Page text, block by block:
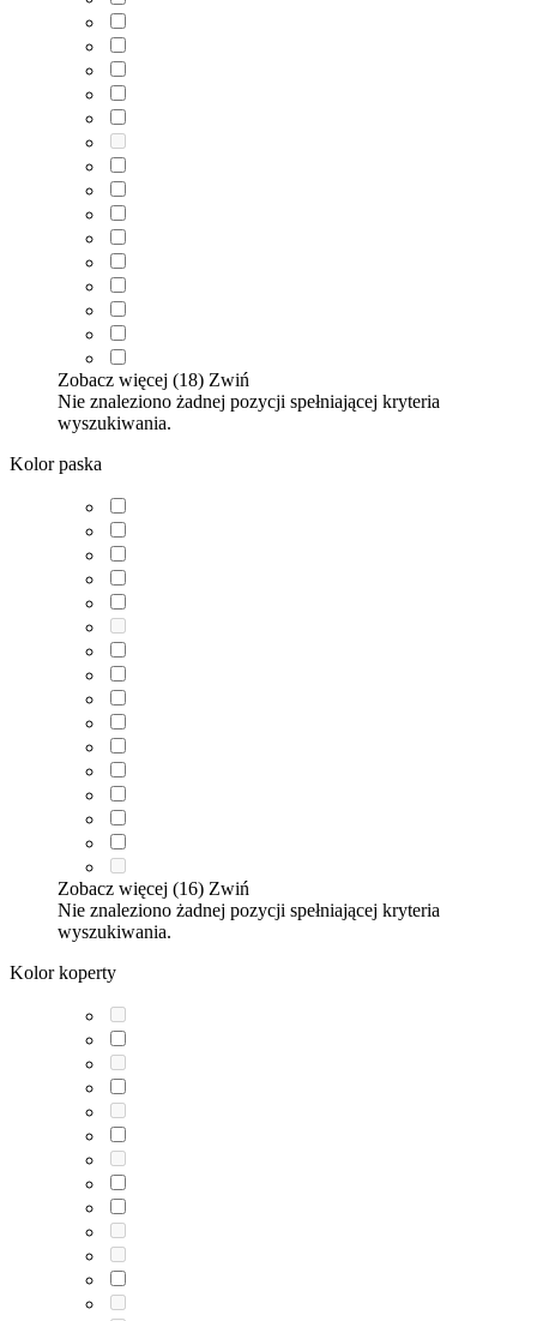
Zobacz więcej (18) Zwiń
Nie znaleziono żadnej pozycji spełniającej kryteria
wyszukiwania.
Kolor paska
Zobacz więcej (16) Zwiń
Nie znaleziono żadnej pozycji spełniającej kryteria
wyszukiwania.
Kolor koperty